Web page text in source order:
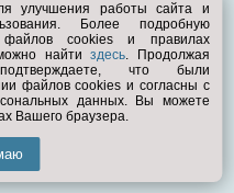
улучшения работы сайта и
Более подробную
cookies и правилах
найтиздесь. Продолжая
что были
файлов cookies и согласны с
данных. Вы можете
Вашего браузера.